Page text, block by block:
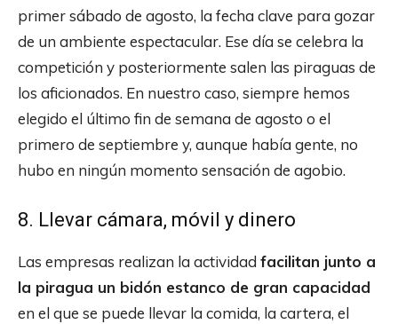
primer sábado de agosto, la fecha clave para gozar
de un ambiente espectacular. Ese día se celebra la
competición y posteriormente salen las piraguas de
los aficionados. En nuestro caso, siempre hemos
elegido el último fin de semana de agosto o el
primero de septiembre y, aunque había gente, no
hubo en ningún momento sensación de agobio.
8. Llevar cámara, móvil y dinero
Las empresas realizan la actividad facilitan junto a
la piragua un bidón estanco de gran capacidad
en el que se puede llevar la comida, la cartera, el